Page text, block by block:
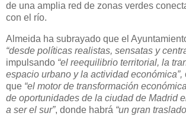
de una amplia red de zonas verdes
con el río.
Almeida ha subrayado que el
“desde políticas realistas, sensatas y
impulsando “el reequilibrio territorial, la
espacio urbano y la actividad económica”,
que “el motor de transformación
de oportunidades de la ciudad de Madrid
a ser el sur”, donde habrá “un gran